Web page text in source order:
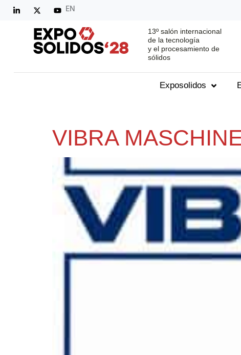
EN
13º salón internacional
de la tecnología
y el procesamiento de
sólidos
Exposolidos
VIBRA